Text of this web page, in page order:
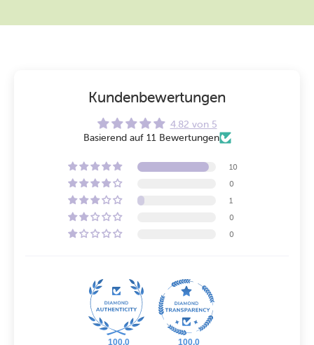
Kundenbewertungen
4.82 von 5
Basierend auf 11 Bewertungen
10
0
1
0
0
100.0 100.0